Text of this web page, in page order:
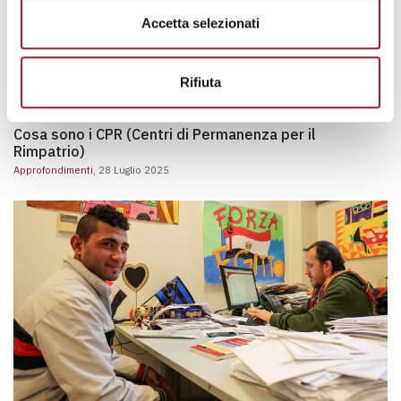
Accetta selezionati
Rifiuta
Cos’è il Ramadan: origine, tradizione e significato
Approfondimenti, 10 Febbraio 2025
Cosa sono i CPR (Centri di Permanenza per il
Rimpatrio)
Approfondimenti , 28 Luglio 2025